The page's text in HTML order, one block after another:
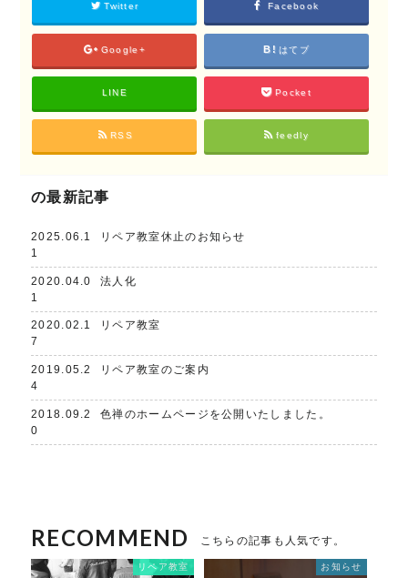
Twitter Facebook
Google+ はてブ
LINE Pocket
RSS feedly
の最新記事
2025.06.1
1
リペア教室休止のお知らせ
2020.04.0
1
法人化
2020.02.1
7
リペア教室
2019.05.2
4
リペア教室のご案内
2018.09.2
0
色禅のホームページを公開いたしました。
RECOMMEND こちらの記事も人気です。
リペア教室 お知らせ